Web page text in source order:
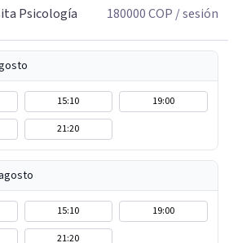
Psicología
180000COP / sesión
15:10
19:00
21:20
15:10
19:00
21:20